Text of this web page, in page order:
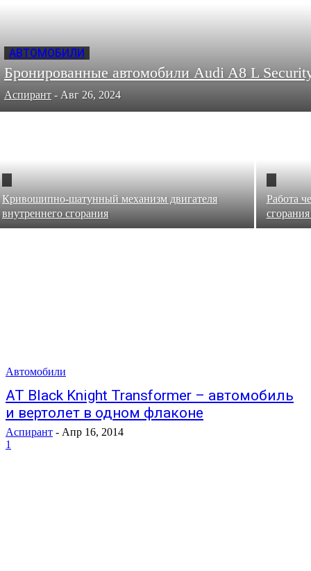
АВТОМОБИЛИ
Бронированные автомобили Audi A8 L
Аспирант - Авг 26, 2024
Кривошипно-шатунный механизм двигателя
внутреннего сгорания
Работа
Автомобили
AT Black Knight Transformer – автомобиль
и вертолет в одном флаконе
Аспирант - Апр 16, 2014
1